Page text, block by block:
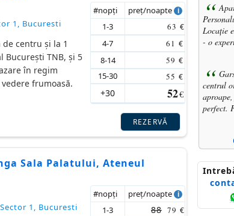
1, Bucuresti
centru și la 1
București TNB, și 5
în regim
frumoasă.
#nopţi
preţ/noapte
1-3
63 €
4-7 61 €
8-14 59 €
15-30 55 €
+30 52€
REZERVĂ
Sala Palatului, Ateneul
1, Bucuresti
#nopţi
preţ/noapte
1-3
88 79 €
Locație
- o
centrul
perfect.